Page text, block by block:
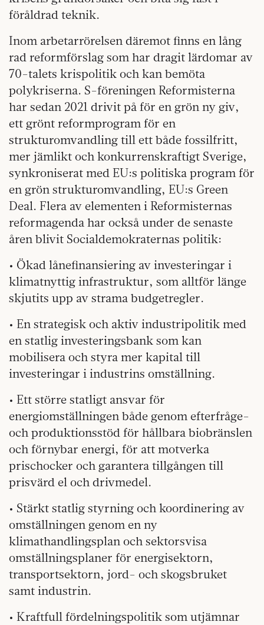
föråldrad teknik.
Inom arbetarrörelsen däremot finns en lång
rad reformförslag som har dragit lärdomar av
70-talets krispolitik och kan bemöta
polykriserna. S-föreningen Reformisterna
har sedan 2021 drivit på för en grön ny giv,
ett grönt reformprogram för en
strukturomvandling till ett både fossilfritt,
mer jämlikt och konkurrenskraftigt Sverige,
synkroniserat med EU:s politiska program för
en grön strukturomvandling, EU:s Green
Deal. Flera av elementen i Reformisternas
reformagenda har också under de senaste
åren blivit Socialdemokraternas politik:
• Ökad lånefinansiering av investeringar i
klimatnyttig infrastruktur, som alltför länge
skjutits upp av strama budgetregler.
• En strategisk och aktiv industripolitik med
en statlig investeringsbank som kan
mobilisera och styra mer kapital till
investeringar i industrins omställning.
• Ett större statligt ansvar för
energiomställningen både genom efterfråge-
och produktionsstöd för hållbara biobränslen
och förnybar energi, för att motverka
prischocker och garantera tillgången till
prisvärd el och drivmedel.
• Stärkt statlig styrning och koordinering av
omställningen genom en ny
klimathandlingsplan och sektorsvisa
omställningsplaner för energisektorn,
transportsektorn, jord- och skogsbruket
samt industrin.
• Kraftfull fördelningspolitik som utjämnar